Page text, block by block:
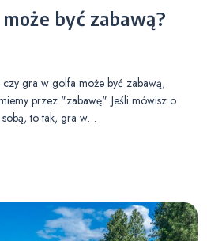
być zabawą?
gra w golfa może być zabawą,
przez "zabawę". Jeśli mówisz o
to tak, gra w…